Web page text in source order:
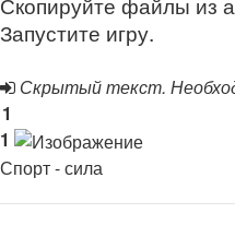
Запустите игру.
Скрытый текст.
1
1
Спорт - сила